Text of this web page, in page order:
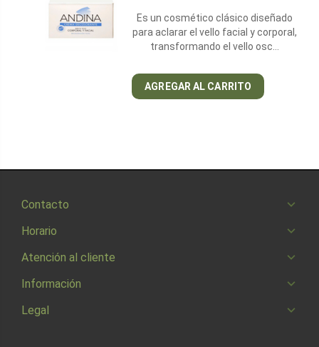
Es un cosmético clásico diseñado
para aclarar el vello facial y corporal,
transformando el vello osc…
AGREGAR AL CARRITO
Contacto
Horario
Atención al cliente
Información
Legal